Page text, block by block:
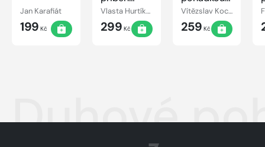
Jan Karafiát
199 Kč
pejska a
kočičky
Vlasta Hurtíková
299 Kč
kolem
světa
Vítězslav Kocourek
259 Kč
Duhové